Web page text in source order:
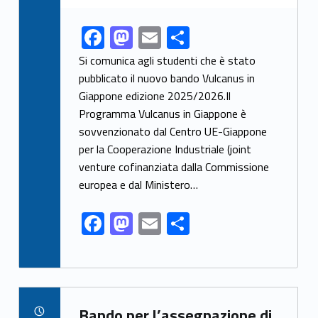
Link identifier share facebook archive #share-link-archive-21163F
ac
e
b
o
o
k
M
as
to
d
o
n
E
m
ai
l
C
o
n
di
vi
di
Si comunica agli studenti che è stato
pubblicato il nuovo bando Vulcanus in
Giappone edizione 2025/2026.Il
Programma Vulcanus in Giappone è
sovvenzionato dal Centro UE-Giappone
per la Cooperazione Industriale (joint
venture cofinanziata dalla Commissione
europea e dal Ministero…
F
ac
e
b
M
as
to
d
E
m
ai
l
C
n
di
Link identifier archive #link-archive-5391